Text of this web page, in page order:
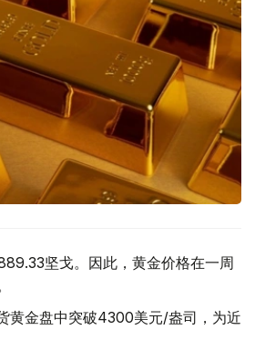
坚戈。因此，黄金价格在一周
黄金盘中突破4300美元/盎司，为近